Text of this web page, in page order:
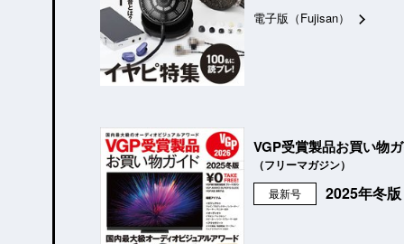
電子版（Fujisan）
VGP受賞製品お買い物
（フリーマガジン）
最新号 2025年冬